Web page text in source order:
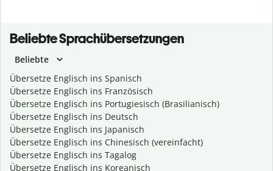
Beliebte Sprachübersetzungen
Beliebte
Übersetze Englisch ins Spanisch
Übersetze Englisch ins Französisch
Übersetze Englisch ins Portugiesisch (Brasilianisch)
Übersetze Englisch ins Deutsch
Übersetze Englisch ins Japanisch
Übersetze Englisch ins Chinesisch (vereinfacht)
Übersetze Englisch ins Tagalog
Übersetze Englisch ins Koreanisch